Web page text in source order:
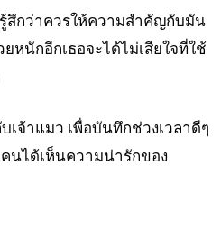
สึกว่าควรให้ความสำคัญกับมัน
หนักอีกเธอจะได้ไม่เสียใจที่ใช้
เจ้าแมว เพื่อบันทึกช่วงเวลาดีๆ
นได้เห็นความน่ารักของ